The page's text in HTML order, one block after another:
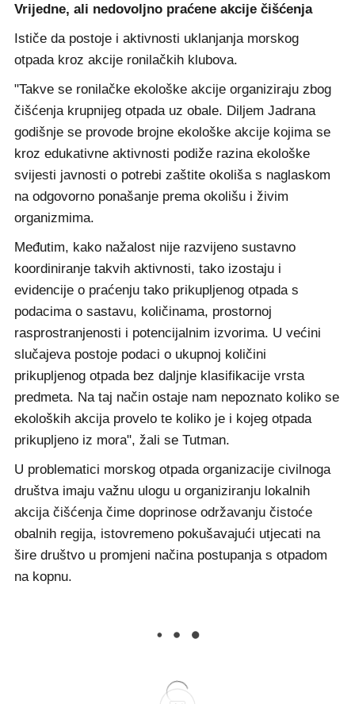
Vrijedne, ali nedovoljno praćene akcije čišćenja
Ističe da postoje i aktivnosti uklanjanja morskog
otpada kroz akcije ronilačkih klubova.
"Takve se ronilačke ekološke akcije organiziraju zbog
čišćenja krupnijeg otpada uz obale. Diljem Jadrana
godišnje se provode brojne ekološke akcije kojima se
kroz edukativne aktivnosti podiže razina ekološke
svijesti javnosti o potrebi zaštite okoliša s naglaskom
na odgovorno ponašanje prema okolišu i živim
organizmima.
Međutim, kako nažalost nije razvijeno sustavno
koordiniranje takvih aktivnosti, tako izostaju i
evidencije o praćenju tako prikupljenog otpada s
podacima o sastavu, količinama, prostornoj
rasprostranjenosti i potencijalnim izvorima. U većini
slučajeva postoje podaci o ukupnoj količini
prikupljenog otpada bez daljnje klasifikacije vrsta
predmeta. Na taj način ostaje nam nepoznato koliko se
ekoloških akcija provelo te koliko je i kojeg otpada
prikupljeno iz mora", žali se Tutman.
U problematici morskog otpada organizacije civilnoga
društva imaju važnu ulogu u organiziranju lokalnih
akcija čišćenja čime doprinose održavanju čistoće
obalnih regija, istovremeno pokušavajući utjecati na
šire društvo u promjeni načina postupanja s otpadom
na kopnu.